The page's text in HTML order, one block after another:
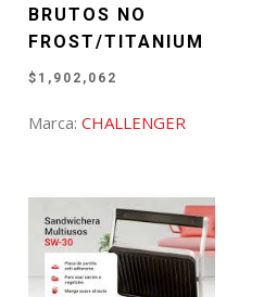
BRUTOS NO
FROST/TITANIUM
$ 1,902,062
Marca:CHALLENGER